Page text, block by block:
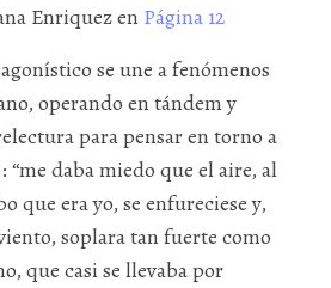
Enriquez en Página 12
se une a fenómenos
operando en tándem y
para pensar en torno a
“me daba miedo que el aire, al
que era yo, se enfureciese y,
soplara tan fuerte como
que casi se llevaba por